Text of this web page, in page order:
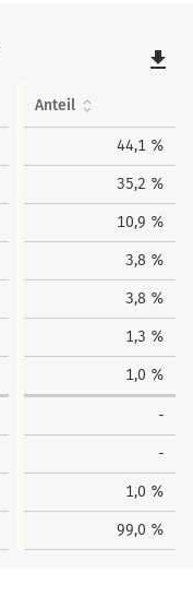
file_download
Anteil
44,1 %
35,2 %
10,9 %
3,8 %
3,8 %
1,3 %
1,0 %
-
-
1,0 %
99,0 %